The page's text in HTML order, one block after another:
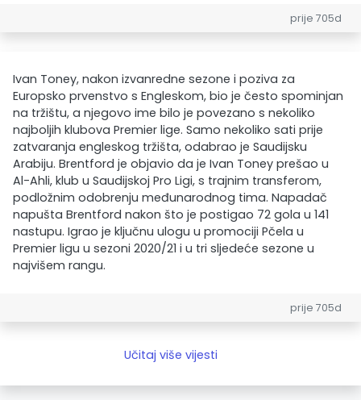
prije 705d
Ivan Toney, nakon izvanredne sezone i poziva za
Europsko prvenstvo s Engleskom, bio je često spominjan
na tržištu, a njegovo ime bilo je povezano s nekoliko
najboljih klubova Premier lige. Samo nekoliko sati prije
zatvaranja engleskog tržišta, odabrao je Saudijsku
Arabiju. Brentford je objavio da je Ivan Toney prešao u
Al-Ahli, klub u Saudijskoj Pro Ligi, s trajnim transferom,
podložnim odobrenju međunarodnog tima. Napadač
napušta Brentford nakon što je postigao 72 gola u 141
nastupu. Igrao je ključnu ulogu u promociji Pčela u
Premier ligu u sezoni 2020/21 i u tri sljedeće sezone u
najvišem rangu.
prije 705d
Učitaj više vijesti